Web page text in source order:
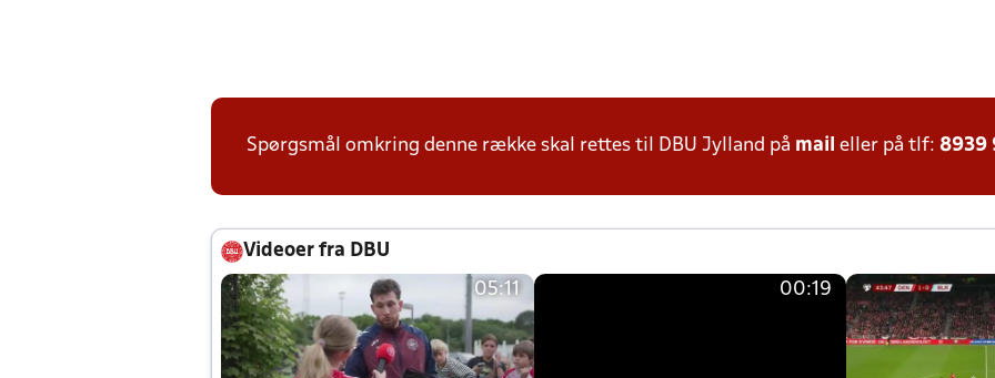
Spørgsmål omkring denne række skal rettes til DBU Jylland på mail eller på tlf: 8939
Videoer fra DBU
05:11 00:19